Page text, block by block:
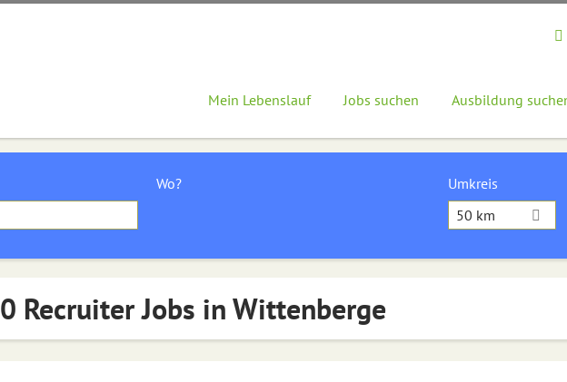
Mein Lebenslauf Jobs suchen Ausbildung
Wo?
Umkreis
50 km
0 Recruiter Jobs in Wittenberge